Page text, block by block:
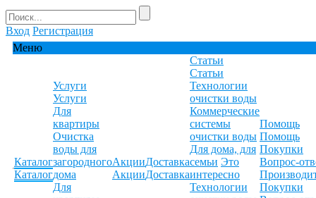
Вход Регистрация
Меню
Каталог
Каталог
Услуги
Услуги
Для
квартиры
Очистка
воды для
загородного
дома
Для
Акции
Акции
Доставка
Доставка
Статьи
Статьи
Технологии
очистки воды
Коммерческие
системы
очистки воды
Для дома, для
семьи Это
интересно
Технологии
Помощь
Помощь
Покупки
Вопрос-
Покупки